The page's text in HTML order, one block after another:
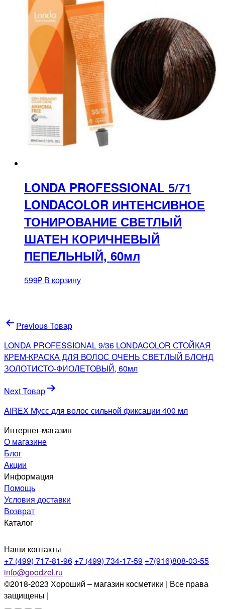
LONDA PROFESSIONAL 5/71
LONDACOLOR ИНТЕНСИВНОЕ
ТОНИРОВАНИЕ СВЕТЛЫЙ
ШАТЕН КОРИЧНЕВЫЙ
ПЕПЕЛЬНЫЙ, 60мл
599₽ В корзину
Навигация
по
записям
Previous Товар
LONDA PROFESSIONAL 9/36 LONDACOLOR СТОЙКАЯ
КРЕМ-КРАСКА ДЛЯ ВОЛОС ОЧЕНЬ СВЕТЛЫЙ БЛОНД
ЗОЛОТИСТО-ФИОЛЕТОВЫЙ, 60мл
Next Товар
AIREX Мусс для волос сильной фиксации 400 мл
Интернет-магазин
О магазине
Блог
Акции
Информация
Помощь
Условия доставки
Возврат
Каталог
Наши контакты
+7 (499) 717-81-96 +7 (499) 734-17-59 +7(916)808-03-55
info@goodzel.ru
©2018-2023 Хороший – магазин косметики | Все права
защищены |